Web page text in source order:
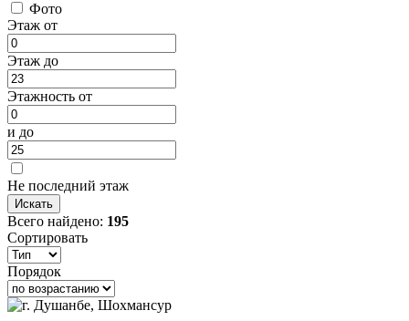
Фото
Этаж от
Этаж до
Этажность от
и до
Не последний этаж
Всего найдено: 195
Сортировать
Порядок